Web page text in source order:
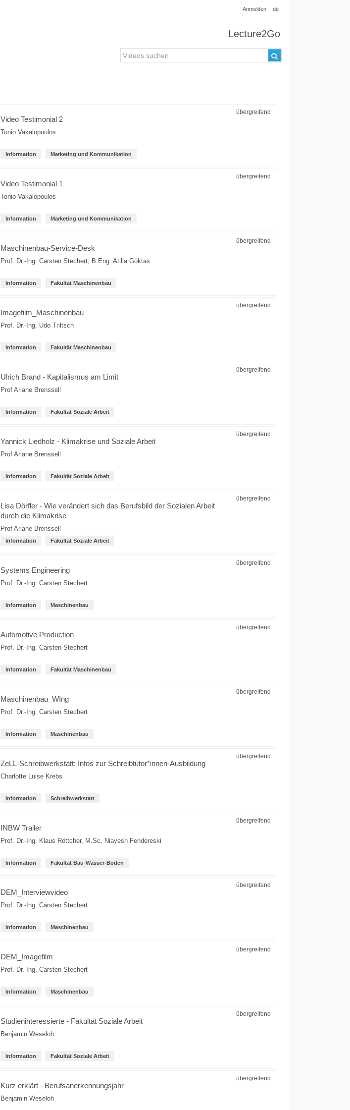
Anmelden de
Lecture2Go
übergreifend
Video Testimonial 2
Tonio Vakalopoulos
Information Marketing und Kommunikation
übergreifend
Video Testimonial 1
Tonio Vakalopoulos
Information Marketing und Kommunikation
übergreifend
Maschinenbau-Service-Desk
Prof. Dr.-Ing. Carsten Stechert, B.Eng. Atilla Göktas
Information Fakultät Maschinenbau
übergreifend
Imagefilm_Maschinenbau
Prof. Dr.-Ing. Udo Triltsch
Information Fakultät Maschinenbau
übergreifend
Ulrich Brand - Kapitalismus am Limit
Prof Ariane Brenssell
Information Fakultät Soziale Arbeit
übergreifend
Yannick Liedholz - Klimakrise und Soziale Arbeit
Prof Ariane Brenssell
Information Fakultät Soziale Arbeit
übergreifend
Lisa Dörfler - Wie verändert sich das Berufsbild der Sozialen Arbeit
durch die Klimakrise
Prof Ariane Brenssell
Information Fakultät Soziale Arbeit
übergreifend
Systems Engineering
Prof. Dr.-Ing. Carsten Stechert
Information Maschinenbau
übergreifend
Automotive Production
Prof. Dr.-Ing. Carsten Stechert
Information Fakultät Maschinenbau
übergreifend
Maschinenbau_WIng
Prof. Dr.-Ing. Carsten Stechert
Information Maschinenbau
übergreifend
ZeLL-Schreibwerkstatt: Infos zur Schreibtutor*innen-Ausbildung
Charlotte Luise Krebs
Information Schreibwerkstatt
übergreifend
INBW Trailer
Prof. Dr.-Ing. Klaus Röttcher, M.Sc. Niayesh Fendereski
Information Fakultät Bau-Wasser-Boden
übergreifend
DEM_Interviewvideo
Prof. Dr.-Ing. Carsten Stechert
Information Maschinenbau
übergreifend
DEM_Imagefilm
Prof. Dr.-Ing. Carsten Stechert
Information Maschinenbau
übergreifend
Studieninteressierte - Fakultät Soziale Arbeit
Benjamin Weseloh
Information Fakultät Soziale Arbeit
übergreifend
Kurz erklärt - Berufsanerkennungsjahr
Benjamin Weseloh